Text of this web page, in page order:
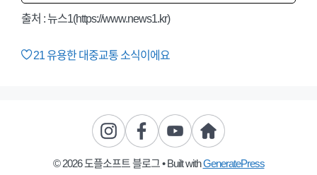
출처 : 뉴스1(https://www.news1.kr)
21유용한 대중교통 소식이에요
© 2026 도플소프트 블로그• Built withGeneratePress